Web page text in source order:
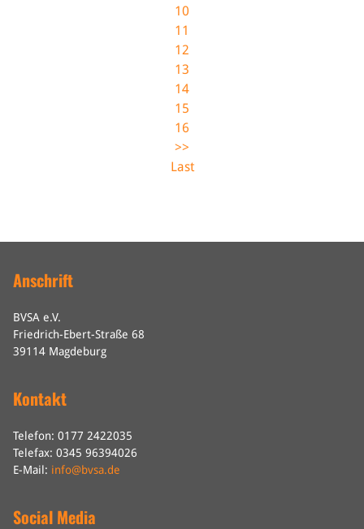
10
11
12
13
14
15
16
>>
Last
Anschrift
BVSA e.V.
Friedrich-Ebert-Straße 68
39114 Magdeburg
Kontakt
Telefon: 0177 2422035
Telefax: 0345 96394026
E-Mail: info@bvsa.de
Social Media